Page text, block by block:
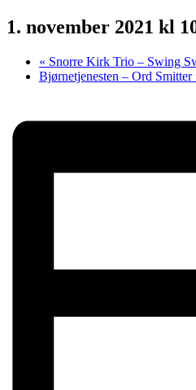
1. november 2021 kl
« Snorre Kirk Trio – Swing
Bjørnetjenesten – Ord Smitter